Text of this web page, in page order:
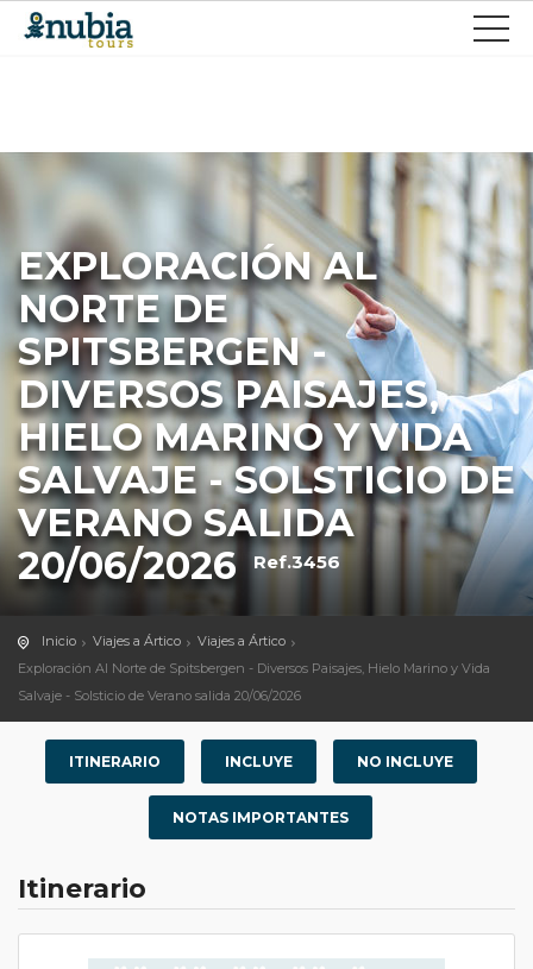
EXPLORACIÓN AL
NORTE DE
SPITSBERGEN -
DIVERSOS PAISAJES,
HIELO MARINO Y VIDA
SALVAJE - SOLSTICIO DE
VERANO SALIDA
20/06/2026
Ref.3456
Inicio Viajes a Ártico
Viajes a Ártico
Exploración Al Norte de Spitsbergen - Diversos Paisajes, Hielo Marino y Vida
Salvaje - Solsticio de Verano salida 20/06/2026
ITINERARIO INCLUYE NO INCLUYE
NOTAS IMPORTANTES
Itinerario